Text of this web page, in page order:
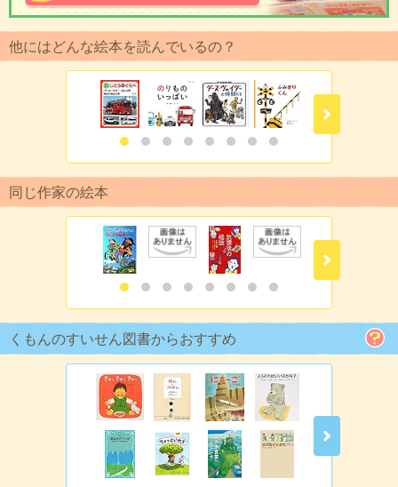
他にはどんな絵本を読んでいるの？
同じ作家の絵本
くもんのすいせん図書からおすすめ